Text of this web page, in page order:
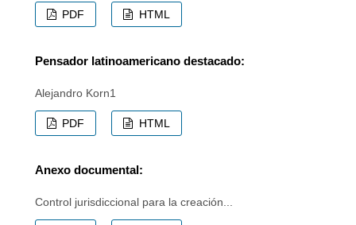
PDF HTML
Pensador latinoamericano destacado:
Alejandro Korn1
PDF HTML
Anexo documental:
Control jurisdiccional para la creación...